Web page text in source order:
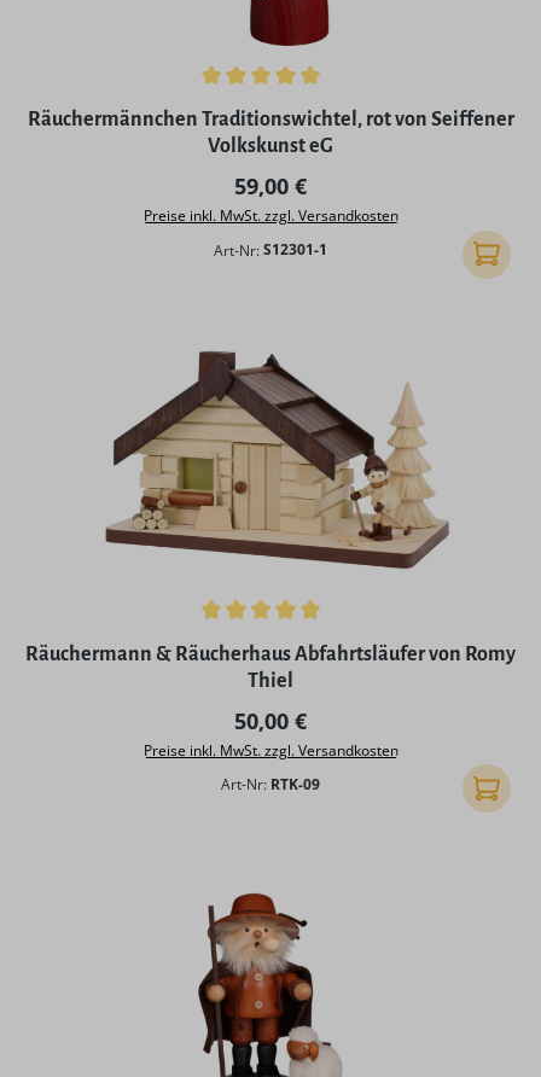
Durchschnittliche Bewertung von 4.96 von 5 Sternen
Räuchermännchen Traditionswichtel, rot von Seiffener
Volkskunst eG
Regulärer Preis:
59,00 €
Preise inkl. MwSt. zzgl. Versandkosten
Art-Nr:S12301-1 In den
Durchschnittliche Bewertung von 5 von 5 Sternen
Räuchermann & Räucherhaus Abfahrtsläufer von Romy
Thiel
Regulärer Preis:
50,00 €
Preise inkl. MwSt. zzgl. Versandkosten
Art-Nr: RTK-09 In den